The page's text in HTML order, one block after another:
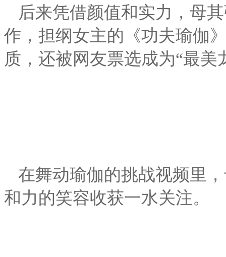
后来凭借颜值和实力，母
作，担纲女主的《功夫瑜伽
质，还被网友票选成为“最美
在舞动瑜伽的挑战视频里
和力的笑容收获一水关注。